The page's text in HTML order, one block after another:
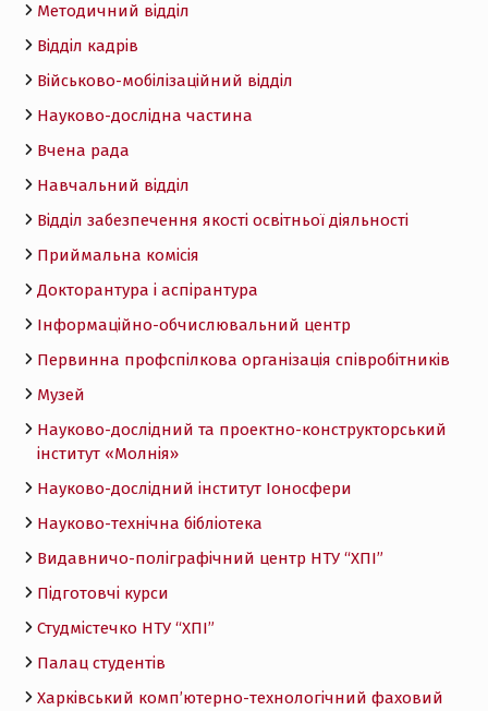
Методичний відділ
Відділ кадрів
Військово-мобілізаційний відділ
Науково-дослідна частина
Вчена рада
Навчальний відділ
Відділ забезпечення якості освітньої діяльності
Приймальна комісія
Докторантура і аспірантура
Інформаційно-обчислювальний центр
Первинна профспілкова організація співробітників
Музей
Науково-дослідний та проектно-конструкторський
інститут «Молнія»
Науково-дослідний інститут Іоносфери
Науково-технічна бібліотека
Видавничо-поліграфічний центр НТУ “ХПІ”
Підготовчі курси
Студмістечко НТУ “ХПІ”
Палац студентів
Харківський комп’ютерно-технологічний фаховий